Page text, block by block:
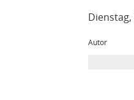
Dienstag,
Autor